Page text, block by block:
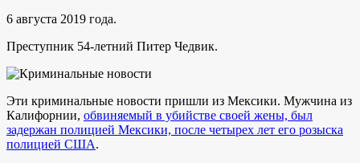
6 августа 2019 года.
Преступник 54-летний Питер Чедвик.
Эти криминальные новости пришли из Мексики. Мужчина из
Калифорнии, обвиняемый в убийстве своей жены, был
задержан полицией Мексики, после четырех лет его розыска
полицией США.